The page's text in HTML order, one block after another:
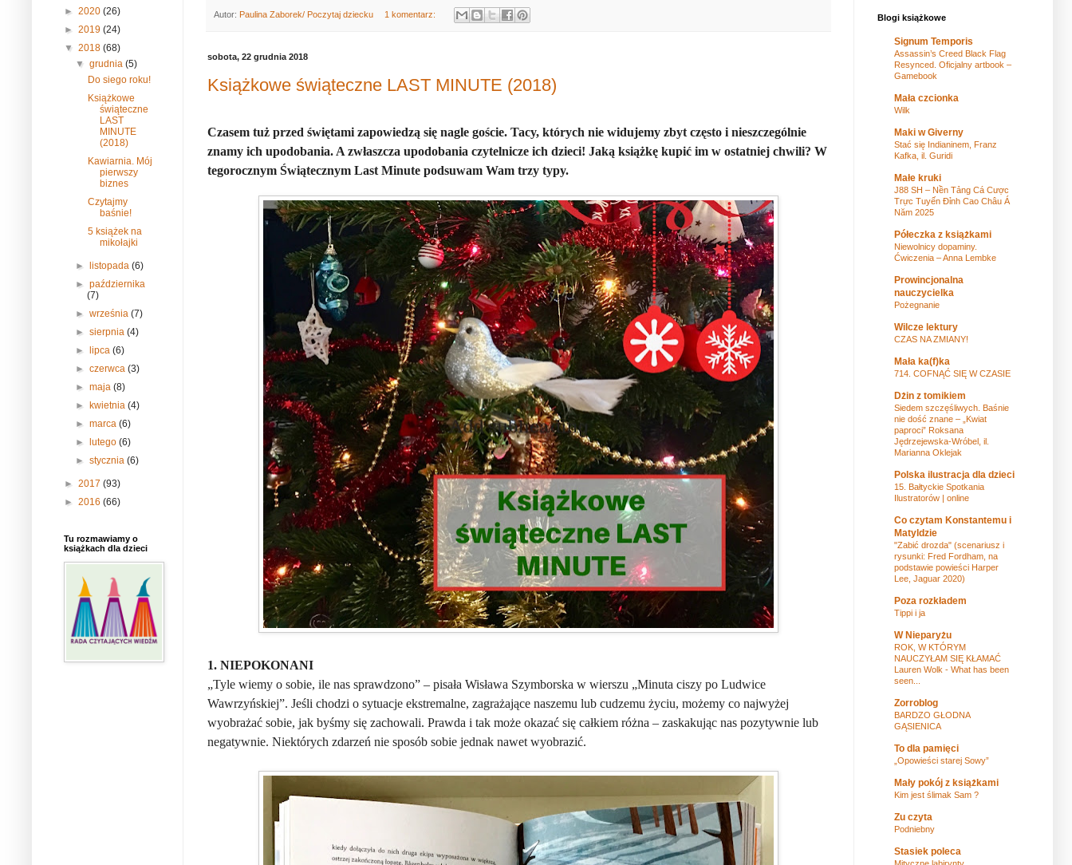
Autor: Paulina Zaborek/ Poczytaj dziecku 1 komentarz:
sobota, 22 grudnia 2018
Książkowe świąteczne LAST MINUTE (2018)
Czasem tuż przed świętami zapowiedzą się nagle goście. Tacy, których nie widujemy zbyt często i nieszczególnie
znamy ich upodobania. A zwłaszcza upodobania czytelnicze ich dzieci! Jaką książkę kupić im w ostatniej chwili? W
tegorocznym Świątecznym Last Minute podsuwam Wam trzy typy.
1. NIEPOKONANI
„Tyle wiemy o sobie, ile nas sprawdzono” – pisała Wisława Szymborska w wierszu „Minuta ciszy po Ludwice
Wawrzyńskiej”. Jeśli chodzi o sytuacje ekstremalne, zagrażające naszemu lub cudzemu życiu, możemy co najwyżej
wyobrażać sobie, jak byśmy się zachowali. Prawda i tak może okazać się całkiem różna – zaskakując nas pozytywnie lub
negatywnie. Niektórych zdarzeń nie sposób sobie jednak nawet wyobrazić.
► 2020 (26)
► 2019 (24)
▼ 2018 (68)
▼grudnia(5)
Do siego roku!
Książkowe
świąteczne
LAST
MINUTE
(2018)
Kawiarnia. Mój
pierwszy
biznes
Czytajmy
baśnie!
5 książek na
mikołajki
► listopada(6)
►października
(7)
►września(7)
►sierpnia(4)
►
lipca(6)
►czerwca(3)
►maja(8)
►
kwietnia(4)
►marca(6)
►
lutego(6)
►stycznia(6)
► 2017 (93)
► 2016 (66)
Tu rozmawiamy o
książkach dla dzieci
Blogi książkowe
Signum Temporis
Assassin’s Creed Black Flag
Resynced. Oficjalny artbook –
Gamebook
Mała czcionka
Wilk
Maki w Giverny
Stać się Indianinem, Franz
Kafka, il. Guridi
Małe kruki
J88 SH – Nền Tảng Cá Cược
Trực Tuyến Đỉnh Cao Châu Á
Năm 2025
Półeczka z książkami
Niewolnicy dopaminy.
Ćwiczenia – Anna Lembke
Prowincjonalna
nauczycielka
Pożegnanie
Wilcze lektury
CZAS NA ZMIANY!
Mała ka(f)ka
714. COFNĄĆ SIĘ W CZASIE
Dżin z tomikiem
Siedem szczęśliwych. Baśnie
nie dość znane – „Kwiat
paproci” Roksana
Jędrzejewska-Wróbel, il.
Marianna Oklejak
Polska ilustracja dla dzieci
15. Bałtyckie Spotkania
Ilustratorów | online
Co czytam Konstantemu i
Matyldzie
"Zabić drozda" (scenariusz i
rysunki: Fred Fordham, na
podstawie powieści Harper
Lee, Jaguar 2020)
Poza rozkładem
Tippi i ja
W Nieparyżu
ROK, W KTÓRYM
NAUCZYŁAM SIĘ KŁAMAĆ
Lauren Wolk - What has been
seen...
Zorroblog
BARDZO GŁODNA
GĄSIENICA
To dla pamięci
„Opowieści starej Sowy”
Mały pokój z książkami
Kim jest ślimak Sam ?
Zu czyta
Podniebny
Stasiek poleca
Mityczne labirynty